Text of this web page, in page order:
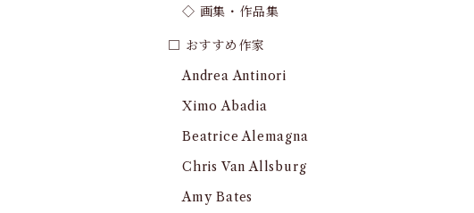
◇ 画集・作品集
□ おすすめ作家
Andrea Antinori
Ximo Abadia
Beatrice Alemagna
Chris Van Allsburg
Amy Bates